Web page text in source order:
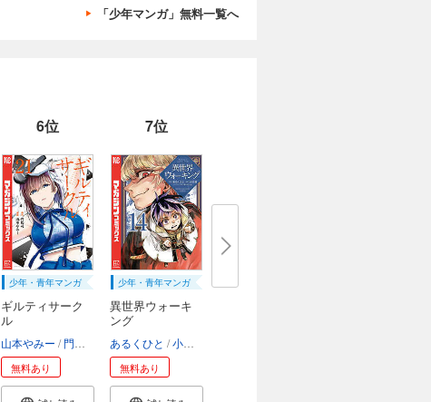
「少年マンガ」無料一覧へ
6位
少年・青年マンガ
ギルティサーク
ル
山本やみー 門馬司
無料あり
7位
少年・青年マンガ
異世界ウォーキ
ング
あるくひと 小川慧
無料あり